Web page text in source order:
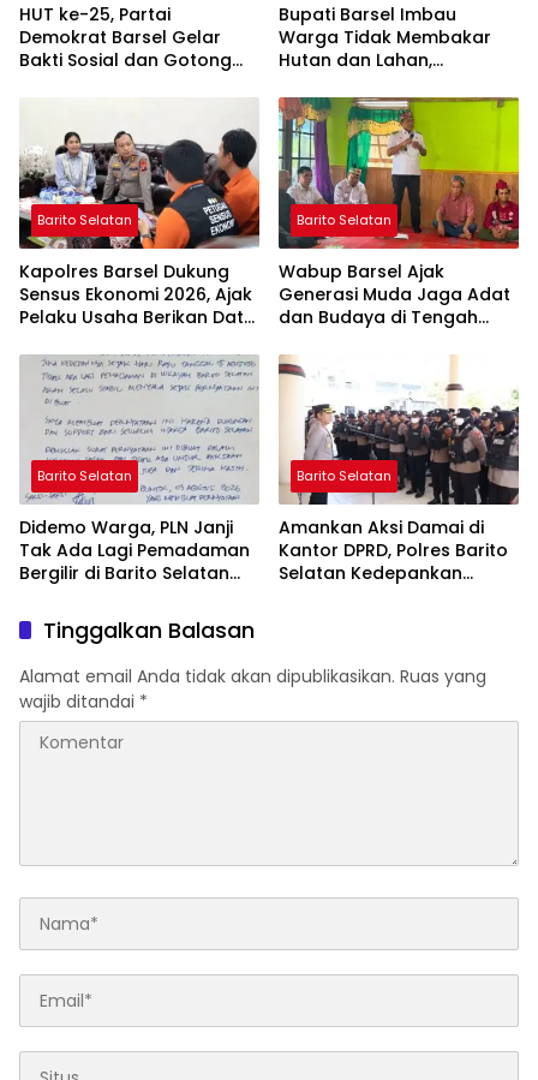
HUT ke-25, Partai
Demokrat Barsel Gelar
Bakti Sosial dan Gotong
Ashfiya
Bupati Barsel Imbau
Warga Tidak Membakar
Hutan dan Lahan,
Bebas Kabut Asap
Barito Selatan
Kapolres Barsel Dukung
Sensus Ekonomi 2026, Ajak
Pelaku Usaha Berikan Data
Barito Selatan
Wabup Barsel Ajak
Generasi Muda Jaga Adat
dan Budaya di Tengah
Barito Selatan
Didemo Warga, PLN Janji
Tak Ada Lagi Pemadaman
Bergilir di Barito Selatan
Barito Selatan
Amankan Aksi Damai di
Kantor DPRD, Polres Barito
Selatan Kedepankan
Tinggalkan Balasan
Alamat email Anda tidak akan dipublikasikan. Ruas yang
wajib ditandai *